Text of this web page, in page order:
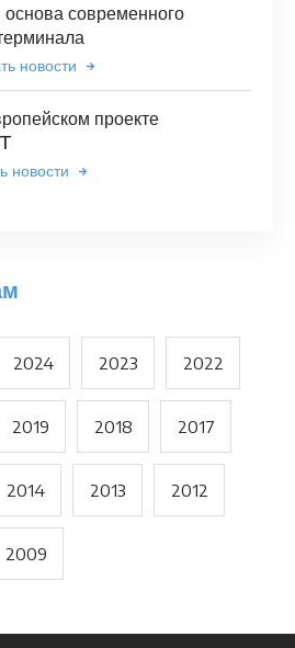
современного
новости
проекте
новости
2024 2023 2022
2019 2018 2017
2014 2013 2012
2009